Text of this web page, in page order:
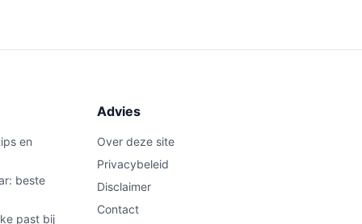
en
beste
past bij
Advies
Over deze site
Privacybeleid
Disclaimer
Contact